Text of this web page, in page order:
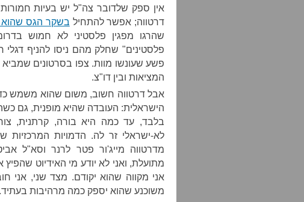
דרטווה; אפשר להתחיל בשקר הגס שהוא
פלסטינים" שחלק מהם ניסו להניף
פשע שעונשו מוות. צפו בסרטונים
המציאות ובין דו"צ.
אבל דרטווה חשוב, משום שהוא משמש
הישראלית: העובדה שהיא מופנית, גם
בלבד, עד כמה היא בורה, קרתנית,
לא-ישראלי זר לה. הדמויות המרכזיות
מדרטווה מייג'ור פטר לרנר וסא"ל
אני מקווה שהוא יקודם. מצד שני, אני
משוכנע שהוא יספק כמה מרהיבות